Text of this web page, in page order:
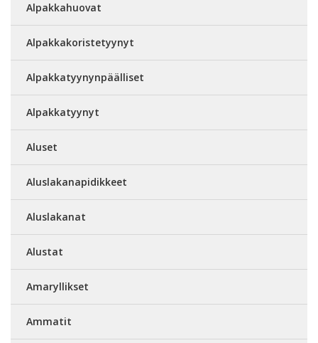
Alpakkahuovat
Alpakkakoristetyynyt
Alpakkatyynynpäälliset
Alpakkatyynyt
Aluset
Aluslakanapidikkeet
Aluslakanat
Alustat
Amaryllikset
Ammatit